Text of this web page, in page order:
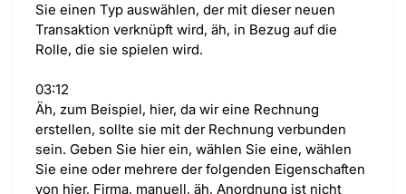
Sie einen Typ auswählen, der mit dieser neuen
Transaktion verknüpft wird, äh, in Bezug auf die
Rolle, die sie spielen wird.
03:12
Äh, zum Beispiel, hier, da wir eine Rechnung
erstellen, sollte sie mit der Rechnung verbunden
sein. Geben Sie hier ein, wählen Sie eine, wählen
Sie eine oder mehrere der folgenden Eigenschaften
von hier, Firma, manuell, äh, Anordnung ist nicht